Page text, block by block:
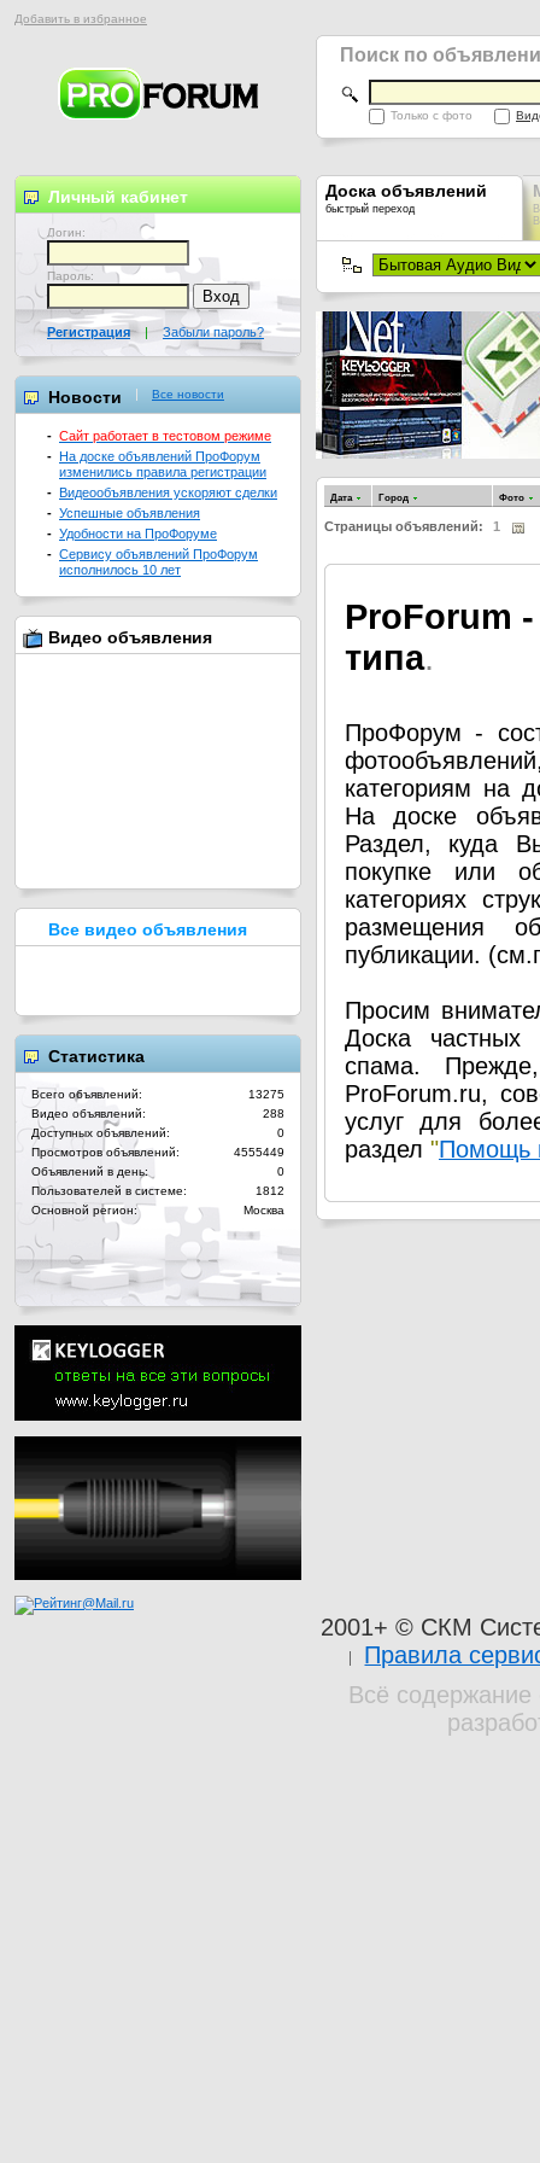
Добавить в избранное
Поиск по
Только с фото
Доска объявлений
быстрый переход
Дата Город Фото
Страницы объявлений: 1
ProForum
типа.
ПроФорум -
категориям на
На доске
Раздел, куда
покупке или
категориях
размещения
публикации.
Просим
Доска частных
спама.
ProForum.ru,
услуг для
раздел "Помощь
Личный кабинет
Логин:
Пароль:
Регистрация | Забыли пароль?
Новости Все новости
- Сайт работает в тестовом режиме
- На доске объявлений ПроФорум
изменились правила регистрации
- Видеообъявления ускоряют сделки
- Успешные объявления
- Удобности на ПроФоруме
- Сервису объявлений ПроФорум
исполнилось 10 лет
Видео объявления
Все видео объявления
Статистика
Всего объявлений:
13275
Видео объявлений:
288
Доступных объявлений:
0
Просмотров объявлений:
4555449
Объявлений в день:
0
Пользователей в системе:
1812
Основной регион:
Москва
2001+ © СКМ
Правила
Всё содержание